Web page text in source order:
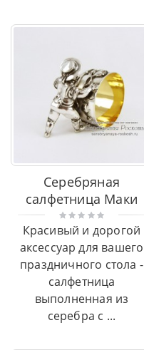
Серебряная
салфетница Маки
Красивый и дорогой
аксессуар для вашего
праздничного стола -
салфетница
выполненная из
серебра с ...